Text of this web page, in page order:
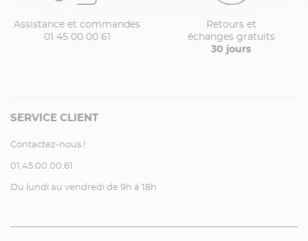
Assistance et commandes
01 45 00 00 61
Retours et
échanges gratuits
30 jours
SERVICE CLIENT
Contactez-nous !
01.45.00.00.61
Du lundi au vendredi de 9h à 18h